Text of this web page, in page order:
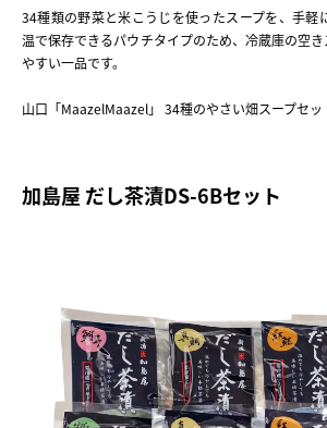
34種類の野菜と米こうじを使ったスープを、手軽
温で保存できるパウチタイプのため、冷蔵庫の空
やすい一品です。
山口「MaazelMaazel」 34種のやさい畑スープセ
加島屋 だし茶漬DS-6Bセット